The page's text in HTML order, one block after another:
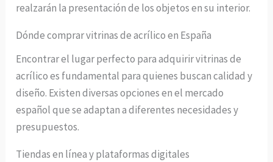
realzarán la presentación de los objetos en su interior.
Dónde comprar vitrinas de acrílico en España
Encontrar el lugar perfecto para adquirir vitrinas de
acrílico es fundamental para quienes buscan calidad y
diseño. Existen diversas opciones en el mercado
español que se adaptan a diferentes necesidades y
presupuestos.
Tiendas en línea y plataformas digitales